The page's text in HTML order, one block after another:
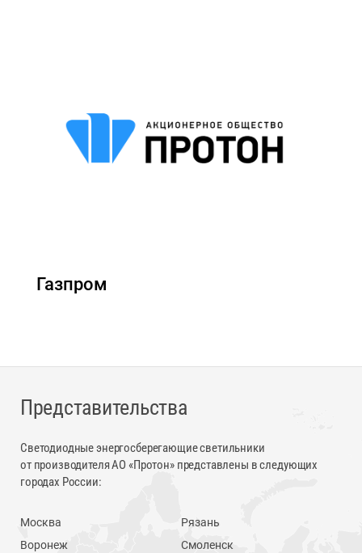
Газпром
Представительства
Светодиодные энергосберегающие светильники
от производителя АО «Протон» представлены в следующих
городах России:
Москва
Воронеж
Рязань
Смоленск